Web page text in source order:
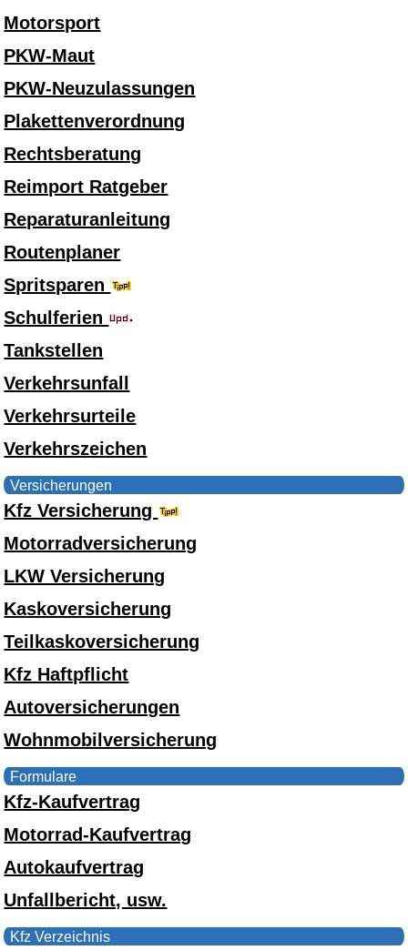
Motorsport
PKW-Maut
PKW-Neuzulassungen
Plakettenverordnung
Rechtsberatung
Reimport Ratgeber
Reparaturanleitung
Routenplaner
Spritsparen
Schulferien
Tankstellen
Verkehrsunfall
Verkehrsurteile
Verkehrszeichen
Versicherungen
Kfz Versicherung
Motorradversicherung
LKW Versicherung
Kaskoversicherung
Teilkaskoversicherung
Kfz Haftpflicht
Autoversicherungen
Wohnmobilversicherung
Formulare
Kfz-Kaufvertrag
Motorrad-Kaufvertrag
Autokaufvertrag
Unfallbericht, usw.
Kfz Verzeichnis